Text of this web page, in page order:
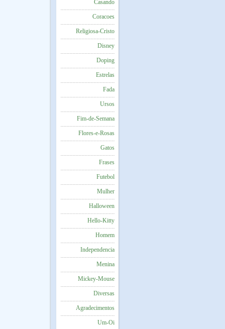
Casando
Coracoes
Religiosa-Cristo
Disney
Doping
Estrelas
Fada
Ursos
Fim-de-Semana
Flores-e-Rosas
Gatos
Frases
Futebol
Mulher
Halloween
Hello-Kitty
Homem
Independencia
Menina
Mickey-Mouse
Diversas
Agradecimentos
Um-Oi